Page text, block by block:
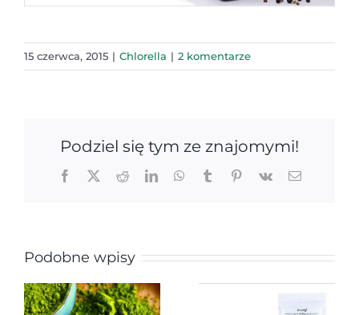
15 czerwca, 2015 | Chlorella | 2 komentarze
Podziel się tym ze znajomymi!
Facebook
X RedditLinkedInWhatsApp
TumblrPinterest
Vk Email
Podobne wpisy